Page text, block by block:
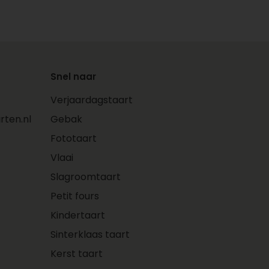
luchtige bodem, frisse appelvulling en
maken deze vlaai onweerstaanbaar.
ideaal voor feestjes of als traktatie
een klassieker
altijd, bijvoorbeeld bij:
Snel naar
Verjaardagstaart
Gebak
Fototaart
Vlaai
Slagroomtaart
Petit fours
Kindertaart
Sinterklaas taart
Kerst taart